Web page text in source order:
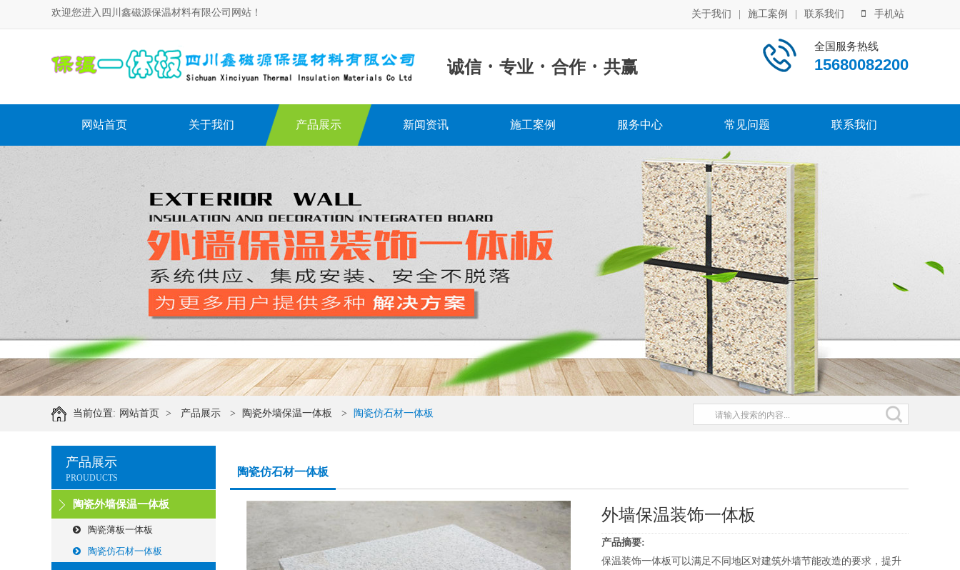
欢迎您进入四川鑫磁源保温材料有限公司网站！ 关于我们 施工案例 联系我们 手机站
诚信 · 专业 · 合作 · 共赢
全国服务热线
15680082200
网站首页 关于我们 产品展示 新闻资讯 施工案例 服务中心 常见问题 联系我们
当前位置: 网站首页 > 产品展示 > 陶瓷外墙保温一体板 > 陶瓷仿石材一体板
产品展示
PROUDUCTS
陶瓷外墙保温一体板
陶瓷薄板一体板
陶瓷仿石材一体板
陶瓷仿石材一体板
外墙保温装饰一体板
产品摘要:
保温装饰一体板可以满足不同地区对建筑外墙节能改造的要求，提升